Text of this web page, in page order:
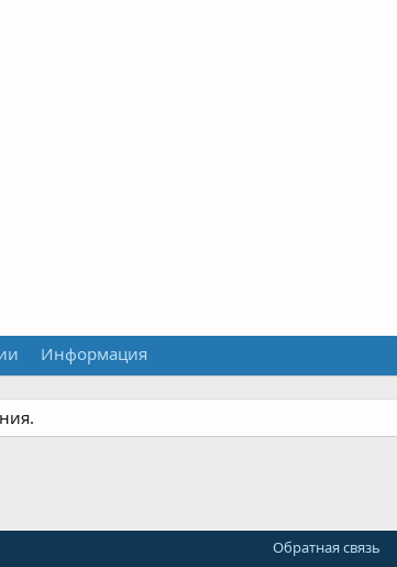
Информация
Обратная связь